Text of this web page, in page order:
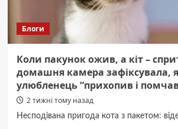
Блоги
Коли пакунок ожив, а кіт –
домашня камера зафіксувала,
улюбленець “прихопив і
2 тижні тому назад
Несподівана пригода кота з пакетом: